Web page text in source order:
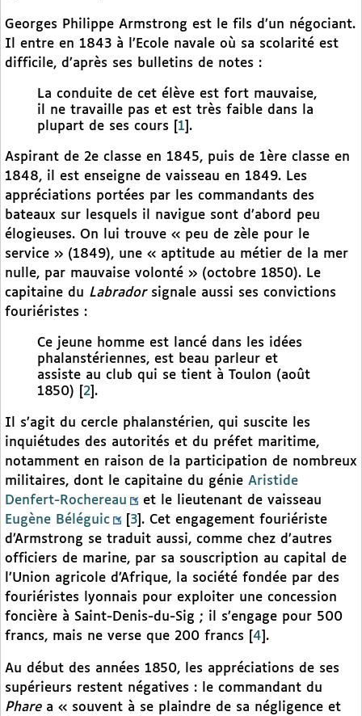
Georges Philippe Armstrong est le fils d’un négociant.
Il entre en 1843 à l’Ecole navale où sa scolarité est
difficile, d’après ses bulletins de notes :
La conduite de cet élève est fort mauvaise,
il ne travaille pas et est très faible dans la
plupart de ses cours
1 .
Aspirant de 2e classe en 1845, puis de 1ère classe en
1848, il est enseigne de vaisseau en 1849. Les
appréciations portées par les commandants des
bateaux sur lesquels il navigue sont d’abord peu
élogieuses. On lui trouve « peu de zèle pour le
service » (1849), une « aptitude au métier de la mer
nulle, par mauvaise volonté » (octobre 1850). Le
capitaine du Labradorsignale aussi ses convictions
fouriéristes :
Ce jeune homme est lancé dans les idées
phalanstériennes, est beau parleur et
assiste au club qui se tient à Toulon (août
1850)
2 .
Il s’agit du cercle phalanstérien, qui suscite les
inquiétudes des autorités et du préfet maritime,
notamment en raison de la participation de nombreux
militaires, dont le capitaine du génie Aristide
Denfert-Rochereau
et le lieutenant de vaisseau
Eugène Béléguic
3 . Cet engagement fouriériste
d’Armstrong se traduit aussi, comme chez d’autres
officiers de marine, par sa souscription au capital de
l’Union agricole d’Afrique, la société fondée par des
fouriéristes lyonnais pour exploiter une concession
foncière à Saint-Denis-du-Sig ; il s’engage pour 500
francs, mais ne verse que 200 francs
4 .
Au début des années 1850, les appréciations de ses
supérieurs restent négatives : le commandant du
Pharea « souvent à se plaindre de sa négligence et